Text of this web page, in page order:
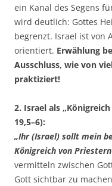
ein Kanal des Segens
wird deutlich: Gottes
begrenzt. Israel ist von
orientiert. Erwählung
Ausschluss, wie von
praktiziert!
2. Israel als
19,5–6):
„Ihr (Israel) sollt mein
Königreich von
vermitteln zwischen
Gott sichtbar zu